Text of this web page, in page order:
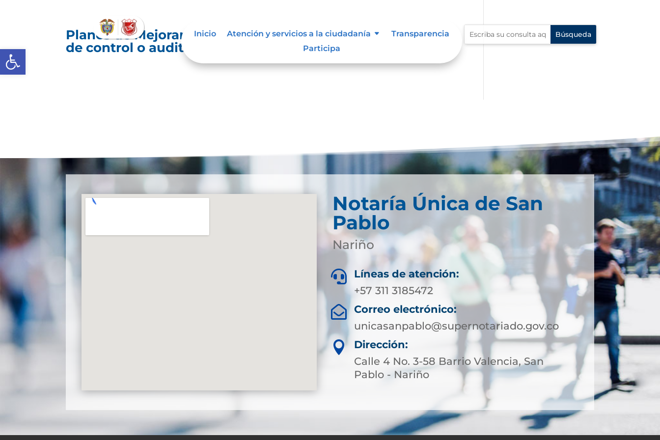
Abrir barra de herramientas
Inicio Atención y servicios a la ciudadanía
Transparencia
Participa
Planes de Mejoramiento vigentes exigidos por los entes
de control o auditoría externos o internos.
Notaría Única de San
Pablo
Nariño

Líneas de atención:
+57 311 3185472

Correo electrónico:
unicasanpablo@supernotariado.gov.co

Dirección:
Calle 4 No. 3-58 Barrio Valencia, San
Pablo - Nariño